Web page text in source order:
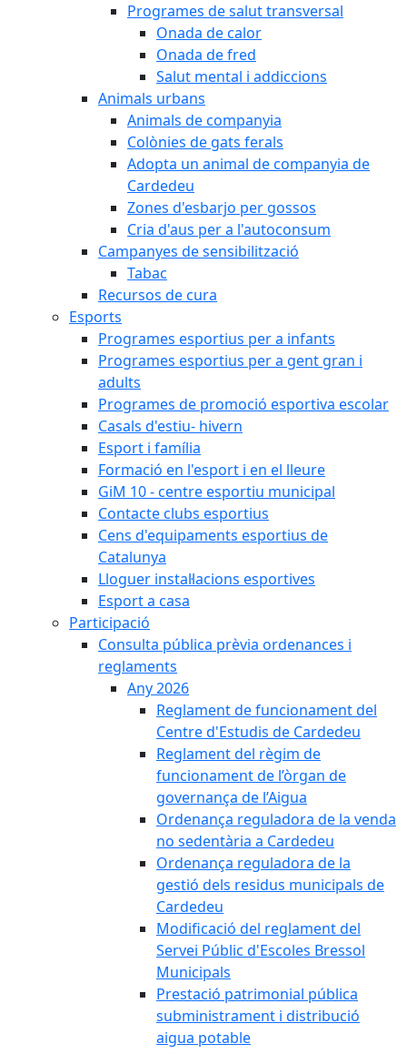
Programes de salut transversal
Onada de calor
Onada de fred
Salut mental i addiccions
Animals urbans
Animals de companyia
Colònies de gats ferals
Adopta un animal de companyia de
Cardedeu
Zones d'esbarjo per gossos
Cria d'aus per a l'autoconsum
Campanyes de sensibilització
Tabac
Recursos de cura
Esports
Programes esportius per a infants
Programes esportius per a gent gran i
adults
Programes de promoció esportiva escolar
Casals d'estiu- hivern
Esport i família
Formació en l'esport i en el lleure
GiM 10 - centre esportiu municipal
Contacte clubs esportius
Cens d'equipaments esportius de
Catalunya
Lloguer instal·lacions esportives
Esport a casa
Participació
Consulta pública prèvia ordenances i
reglaments
Any 2026
Reglament de funcionament del
Centre d'Estudis de Cardedeu
Reglament del règim de
funcionament de l’òrgan de
governança de l’Aigua
Ordenança reguladora de la venda
no sedentària a Cardedeu
Ordenança reguladora de la
gestió dels residus municipals de
Cardedeu
Modificació del reglament del
Servei Públic d'Escoles Bressol
Municipals
Prestació patrimonial pública
subministrament i distribució
aigua potable